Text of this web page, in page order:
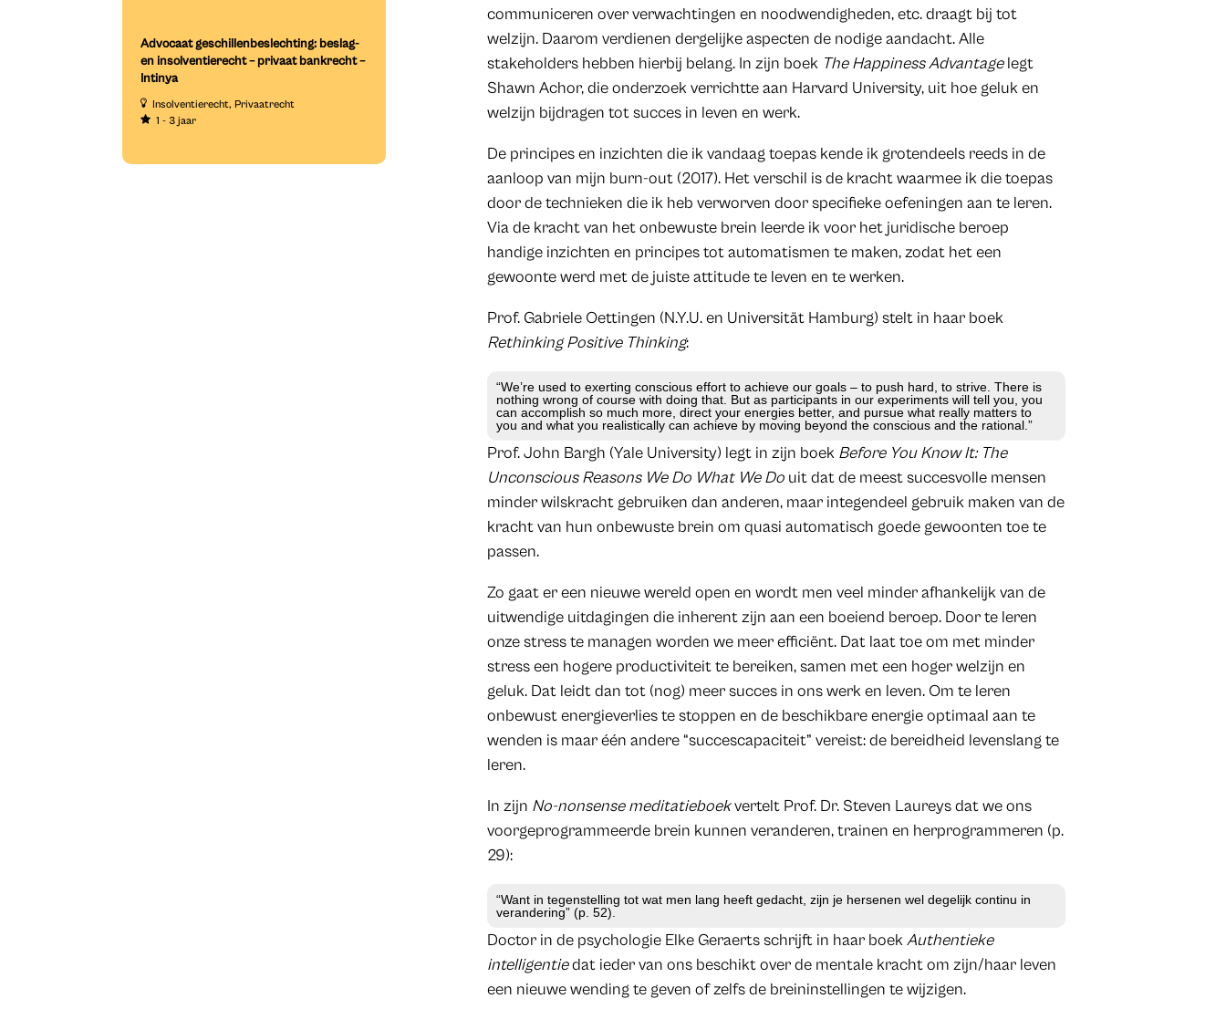
Advocaat geschillenbeslechting: beslag-
en insolventierecht – privaat bankrecht –
Intinya
Insolventierecht Privaatrecht
1 - 3 jaar
communiceren over verwachtingen en noodwendigheden, etc. draagt bij tot
welzijn. Daarom verdienen dergelijke aspecten de nodige aandacht. Alle
stakeholders hebben hierbij belang. In zijn boek The Happiness Advantagelegt
Shawn Achor, die onderzoek verrichtte aan Harvard University, uit hoe geluk en
welzijn bijdragen tot succes in leven en werk.
De principes en inzichten die ik vandaag toepas kende ik grotendeels reeds in de
aanloop van mijn burn-out (2017). Het verschil is de kracht waarmee ik die toepas
door de technieken die ik heb verworven door specifieke oefeningen aan te leren.
Via de kracht van het onbewuste brein leerde ik voor het juridische beroep
handige inzichten en principes tot automatismen te maken, zodat het een
gewoonte werd met de juiste attitude te leven en te werken.
Prof. Gabriele Oettingen (N.Y.U. en Universität Hamburg) stelt in haar boek
Rethinking Positive Thinking:
“We’re used to exerting conscious effort to achieve our goals – to push hard, to strive. There is
nothing wrong of course with doing that. But as participants in our experiments will tell you, you
can accomplish so much more, direct your energies better, and pursue what really matters to
you and what you realistically can achieve by moving beyond the conscious and the rational.”
Prof. John Bargh (Yale University) legt in zijn boek Before You Know It: The
Unconscious Reasons We Do What We Do uit dat de meest succesvolle mensen
minder wilskracht gebruiken dan anderen, maar integendeel gebruik maken van de
kracht van hun onbewuste brein om quasi automatisch goede gewoonten toe te
passen.
Zo gaat er een nieuwe wereld open en wordt men veel minder afhankelijk van de
uitwendige uitdagingen die inherent zijn aan een boeiend beroep. Door te leren
onze stress te managen worden we meer efficiënt. Dat laat toe om met minder
stress een hogere productiviteit te bereiken, samen met een hoger welzijn en
geluk. Dat leidt dan tot (nog) meer succes in ons werk en leven. Om te leren
onbewust energieverlies te stoppen en de beschikbare energie optimaal aan te
wenden is maar één andere “succescapaciteit” vereist: de bereidheid levenslang te
leren.
In zijn No-nonsense meditatieboekvertelt Prof. Dr. Steven Laureys dat we ons
voorgeprogrammeerde brein kunnen veranderen, trainen en herprogrammeren (p.
29):
“Want in tegenstelling tot wat men lang heeft gedacht, zijn je hersenen wel degelijk continu in
verandering” (p. 52).
Doctor in de psychologie Elke Geraerts schrijft in haar boekAuthentieke
intelligentiedat ieder van ons beschikt over de mentale kracht om zijn/haar leven
een nieuwe wending te geven of zelfs de breininstellingen te wijzigen.